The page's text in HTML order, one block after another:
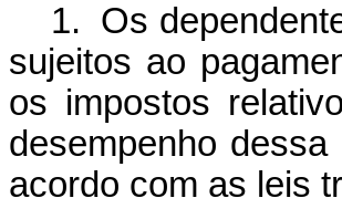
1. Os
sujeitos ao
os impostos
desempenho
acordo com as leis